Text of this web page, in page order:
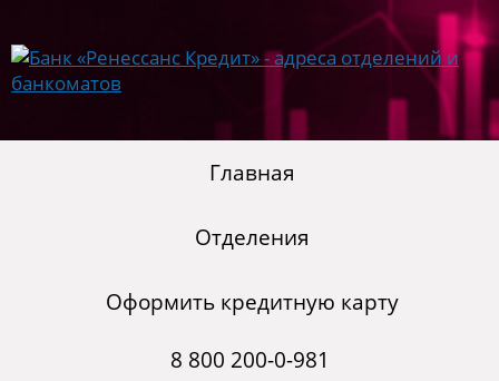
Главная
Отделения
Оформить кредитную карту
8 800 200-0-981